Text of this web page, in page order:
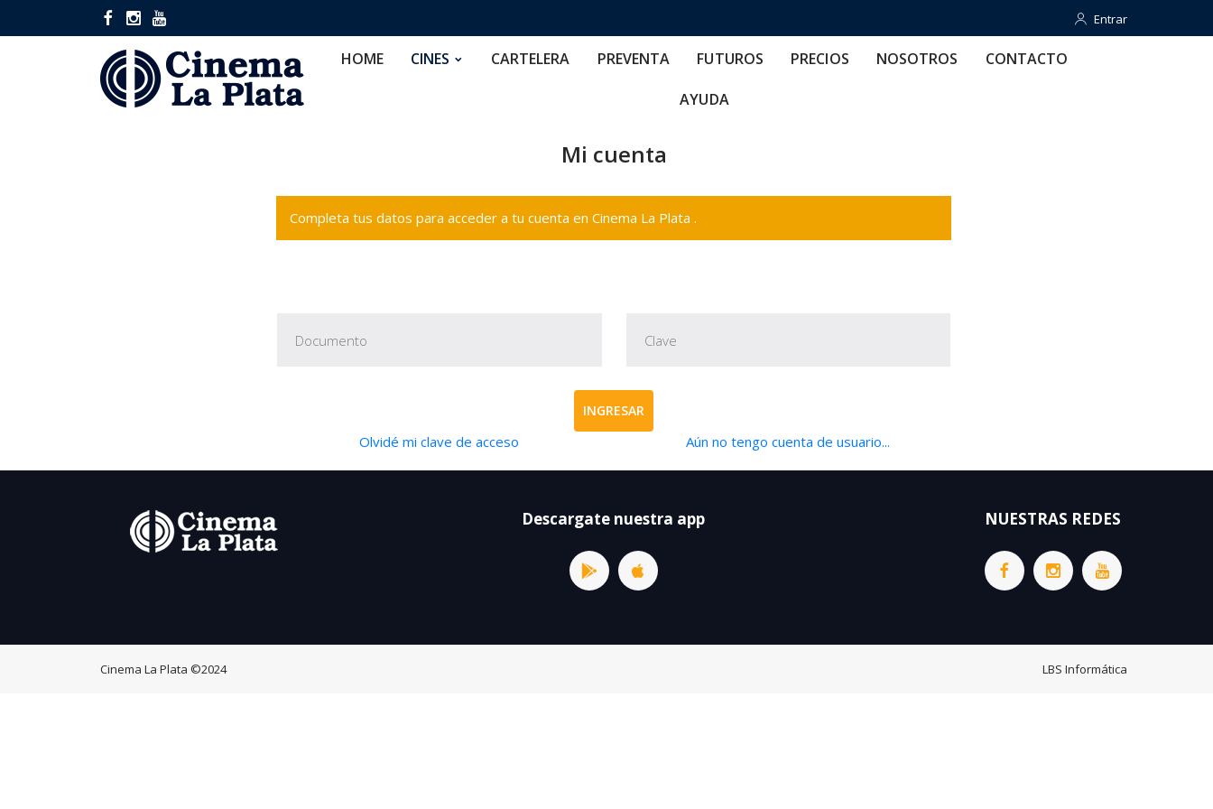
Entrar
Entrar
HOME CINES CARTELERA PREVENTA FUTUROS PRECIOS NOSOTROS CONTACTO
AYUDA
Mi cuenta
Completa tus datos para acceder a tu cuenta en Cinema La Plata .
INGRESAR
Olvidé mi clave de acceso Aún no tengo cuenta de usuario...
Descargate nuestra app NUESTRAS REDES
Cinema La Plata ©2024 LBS Informática